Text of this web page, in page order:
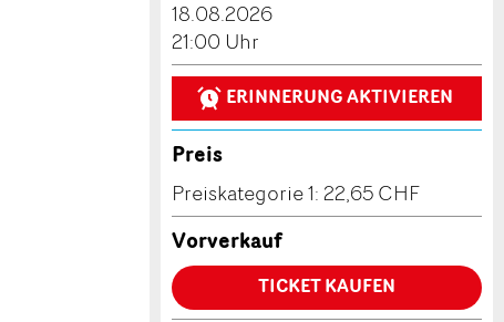
18.08.2026
21:00 Uhr
ERINNERUNG AKTIVIEREN
Preis
Preiskategorie 1: 22,65 CHF
Vorverkauf
TICKET KAUFEN